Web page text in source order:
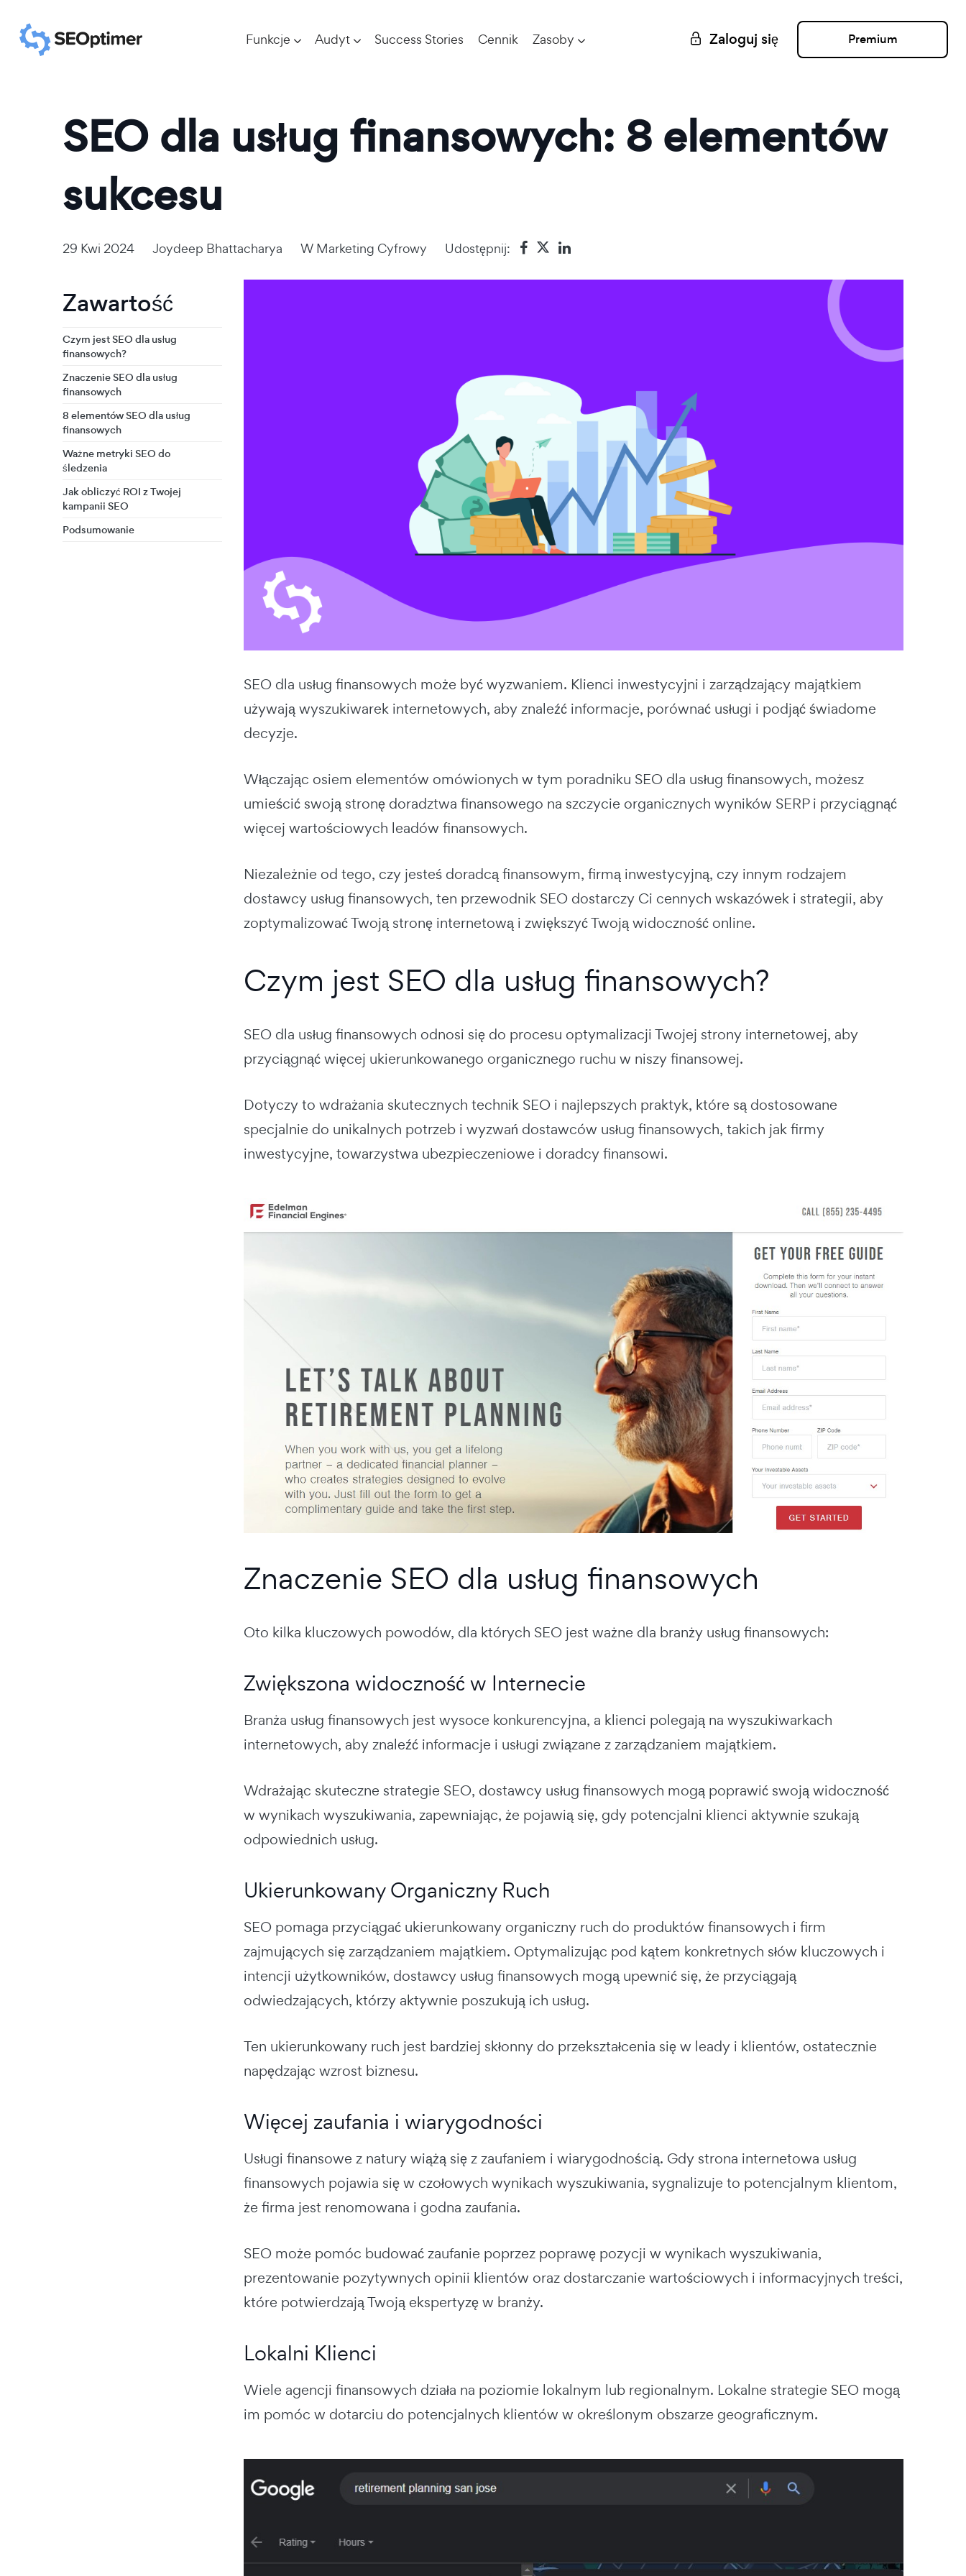
Funkcje Audyt Success Stories Cennik Zasoby Zaloguj się Premium
SEO dla usług finansowych: 8 elementów
sukcesu
29 Kwi 2024 Joydeep Bhattacharya W Marketing Cyfrowy Udostępnij:
Zawartość
Czym jest SEO dla usług
finansowych?
Znaczenie SEO dla usług
finansowych
8 elementów SEO dla usług
finansowych
Ważne metryki SEO do
śledzenia
Jak obliczyć ROI z Twojej
kampanii SEO
Podsumowanie
SEO dla usług finansowych może być wyzwaniem. Klienci inwestycyjni i zarządzający majątkiem
używają wyszukiwarek internetowych, aby znaleźć informacje, porównać usługi i podjąć świadome
decyzje.
Włączając osiem elementów omówionych w tym poradniku SEO dla usług finansowych, możesz
umieścić swoją stronę doradztwa finansowego na szczycie organicznych wyników SERP i przyciągnąć
więcej wartościowych leadów finansowych.
Niezależnie od tego, czy jesteś doradcą finansowym, firmą inwestycyjną, czy innym rodzajem
dostawcy usług finansowych, ten przewodnik SEO dostarczy Ci cennych wskazówek i strategii, aby
zoptymalizować Twoją stronę internetową i zwiększyć Twoją widoczność online.
Czym jest SEO dla usług finansowych?
SEO dla usług finansowych odnosi się do procesu optymalizacji Twojej strony internetowej, aby
przyciągnąć więcej ukierunkowanego organicznego ruchu w niszy finansowej.
Dotyczy to wdrażania skutecznych technik SEO i najlepszych praktyk, które są dostosowane
specjalnie do unikalnych potrzeb i wyzwań dostawców usług finansowych, takich jak firmy
inwestycyjne, towarzystwa ubezpieczeniowe i doradcy finansowi.
Znaczenie SEO dla usług finansowych
Oto kilka kluczowych powodów, dla których SEO jest ważne dla branży usług finansowych:
Zwiększona widoczność w Internecie
Branża usług finansowych jest wysoce konkurencyjna, a klienci polegają na wyszukiwarkach
internetowych, aby znaleźć informacje i usługi związane z zarządzaniem majątkiem.
Wdrażając skuteczne strategie SEO, dostawcy usług finansowych mogą poprawić swoją widoczność
w wynikach wyszukiwania, zapewniając, że pojawią się, gdy potencjalni klienci aktywnie szukają
odpowiednich usług.
Ukierunkowany Organiczny Ruch
SEO pomaga przyciągać ukierunkowany organiczny ruch do produktów finansowych i firm
zajmujących się zarządzaniem majątkiem. Optymalizując pod kątem konkretnych słów kluczowych i
intencji użytkowników, dostawcy usług finansowych mogą upewnić się, że przyciągają
odwiedzających, którzy aktywnie poszukują ich usług.
Ten ukierunkowany ruch jest bardziej skłonny do przekształcenia się w leady i klientów, ostatecznie
napędzając wzrost biznesu.
Więcej zaufania i wiarygodności
Usługi finansowe z natury wiążą się z zaufaniem i wiarygodnością. Gdy strona internetowa usług
finansowych pojawia się w czołowych wynikach wyszukiwania, sygnalizuje to potencjalnym klientom,
że firma jest renomowana i godna zaufania.
SEO może pomóc budować zaufanie poprzez poprawę pozycji w wynikach wyszukiwania,
prezentowanie pozytywnych opinii klientów oraz dostarczanie wartościowych i informacyjnych treści,
które potwierdzają Twoją ekspertyzę w branży.
Lokalni Klienci
Wiele agencji finansowych działa na poziomie lokalnym lub regionalnym. Lokalne strategie SEO mogą
im pomóc w dotarciu do potencjalnych klientów w określonym obszarze geograficznym.